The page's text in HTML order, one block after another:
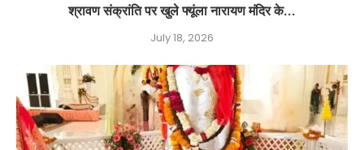
श्रावण संक्रांति पर खुले फ्यूंला नारायण मंदिर के...
July 18, 2026